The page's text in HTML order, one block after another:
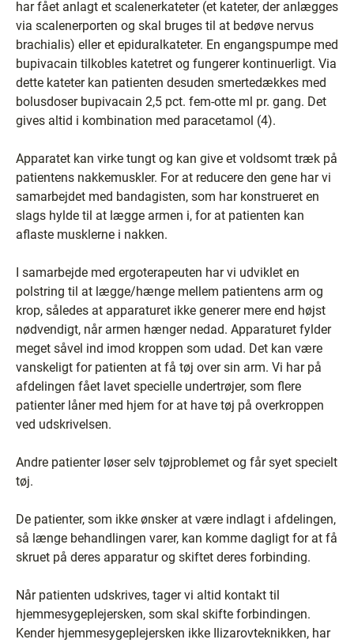
har fået anlagt et scalenerkateter (et kateter, der anlægges
via scalenerporten og skal bruges til at bedøve nervus
brachialis) eller et epiduralkateter. En engangspumpe med
bupivacain tilkobles katetret og fungerer kontinuerligt. Via
dette kateter kan patienten desuden smertedækkes med
bolusdoser bupivacain 2,5 pct. fem-otte ml pr. gang. Det
gives altid i kombination med paracetamol (4).
Apparatet kan virke tungt og kan give et voldsomt træk på
patientens nakkemuskler. For at reducere den gene har vi
samarbejdet med bandagisten, som har konstrueret en
slags hylde til at lægge armen i, for at patienten kan
aflaste musklerne i nakken.
I samarbejde med ergoterapeuten har vi udviklet en
polstring til at lægge/hænge mellem patientens arm og
krop, således at apparaturet ikke generer mere end højst
nødvendigt, når armen hænger nedad. Apparaturet fylder
meget såvel ind imod kroppen som udad. Det kan være
vanskeligt for patienten at få tøj over sin arm. Vi har på
afdelingen fået lavet specielle undertrøjer, som flere
patienter låner med hjem for at have tøj på overkroppen
ved udskrivelsen.
Andre patienter løser selv tøjproblemet og får syet specielt
tøj.
De patienter, som ikke ønsker at være indlagt i afdelingen,
så længe behandlingen varer, kan komme dagligt for at få
skruet på deres apparatur og skiftet deres forbinding.
Når patienten udskrives, tager vi altid kontakt til
hjemmesygeplejersken, som skal skifte forbindingen.
Kender hjemmesygeplejersken ikke Ilizarovteknikken, har